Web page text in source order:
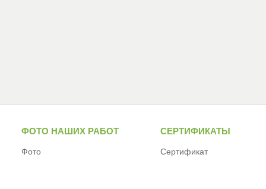
ФОТО НАШИХ РАБОТ
Фото
СЕРТИФИКАТЫ
Сертификат